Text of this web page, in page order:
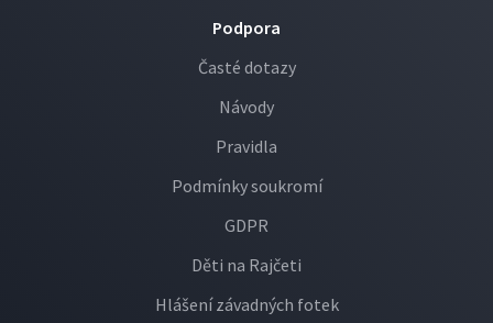
Podpora
Časté dotazy
Návody
Pravidla
Podmínky soukromí
GDPR
Děti na Rajčeti
Hlášení závadných fotek